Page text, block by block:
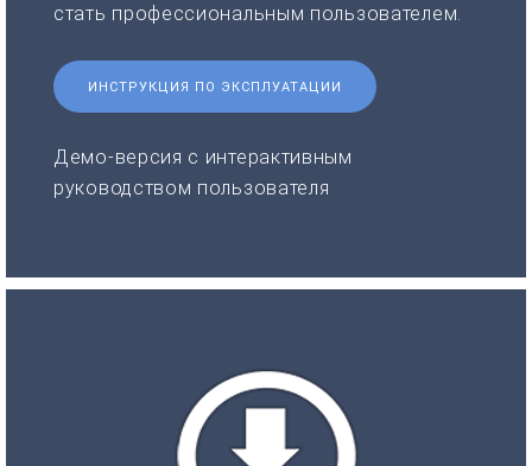
стать профессиональным пользователем.
ИНСТРУКЦИЯ ПО ЭКСПЛУАТАЦИИ
Демо-версия с интерактивным
руководством пользователя